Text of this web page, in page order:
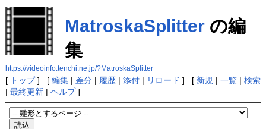
MatroskaSplitterの編
集
https://videoinfo.tenchi.ne.jp/?MatroskaSplitter
[ トップ] [ 編集| 差分| 履歴| 添付| リロード ] [ 新規 | 一覧| 検索
| 最終更新| ヘルプ]